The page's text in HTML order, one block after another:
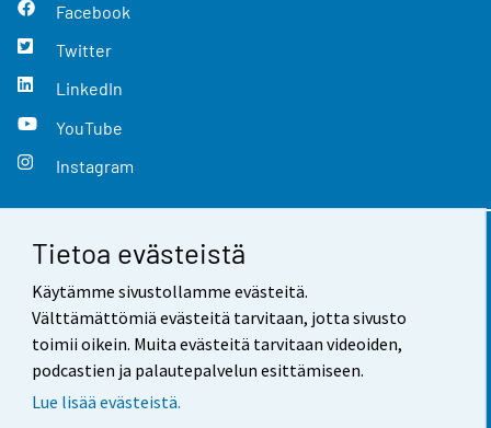
Tietoa evästeistä
Käytämme sivustollamme evästeitä.
Välttämättömiä evästeitä tarvitaan, jotta sivusto
toimii oikein. Muita evästeitä tarvitaan videoiden,
podcastien ja palautepalvelun esittämiseen.
Lue lisää evästeistä.
Facebook
Twitter
LinkedIn
YouTube
Instagram
Yhteystiedot
Palaute
Käyttöehdot